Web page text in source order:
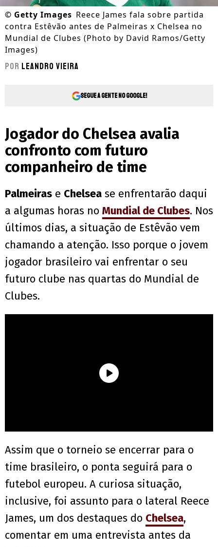
© Getty Images Reece James fala sobre partida
contra Estêvão antes de Palmeiras x Chelsea no
Mundial de Clubes (Photo by David Ramos/Getty
Images)
Por Leandro Vieira
Segue a gente no Google!
Jogador do Chelsea avalia
confronto com futuro
companheiro de time
Palmeiras e Chelsea se enfrentarão daqui
a algumas horas no Mundial de Clubes. Nos
últimos dias, a situação de Estêvão vem
chamando a atenção. Isso porque o jovem
jogador brasileiro vai enfrentar o seu
futuro clube nas quartas do Mundial de
Clubes.
Assim que o torneio se encerrar para o
time brasileiro, o ponta seguirá para o
futebol europeu. A curiosa situação,
inclusive, foi assunto para o lateral Reece
James, um dos destaques do Chelsea,
comentar em uma entrevista antes da